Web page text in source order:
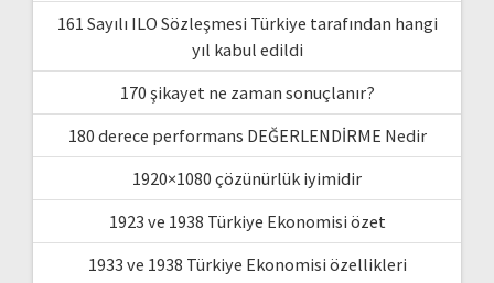
161 Sayılı ILO Sözleşmesi Türkiye tarafından hangi
yıl kabul edildi
170 şikayet ne zaman sonuçlanır?
180 derece performans DEĞERLENDİRME Nedir
1920×1080 çözünürlük iyimidir
1923 ve 1938 Türkiye Ekonomisi özet
1933 ve 1938 Türkiye Ekonomisi özellikleri